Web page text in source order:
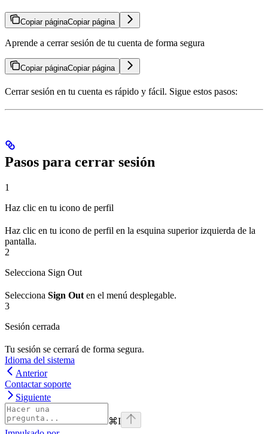
Copiar páginaCopiar página
Aprende a cerrar sesión de tu cuenta de forma segura
Copiar páginaCopiar página
Cerrar sesión en tu cuenta es rápido y fácil. Sigue estos pasos:
Pasos para cerrar sesión
1
Haz clic en tu icono de perfil
Haz clic en tu icono de perfil en la esquina superior izquierda de la
pantalla.
2
Selecciona Sign Out
Selecciona Sign Out en el menú desplegable.
3
Sesión cerrada
Tu sesión se cerrará de forma segura.
Idioma del sistema
Anterior
Contactar soporte
Siguiente
⌘I